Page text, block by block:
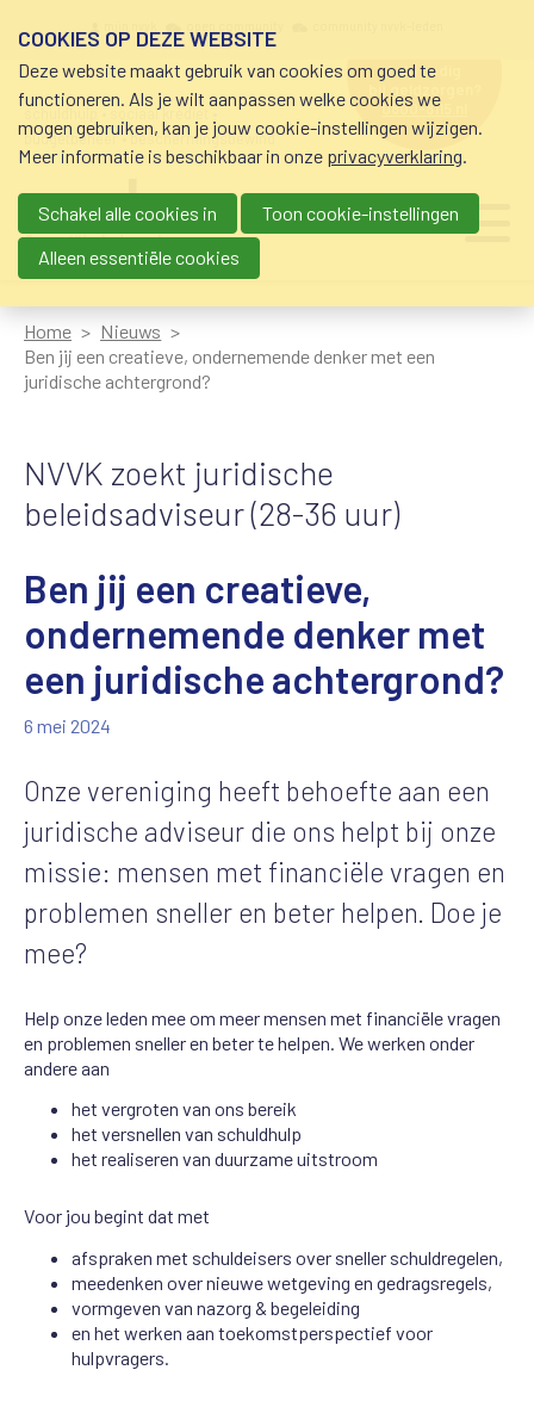
schuldhulp • sociaal krediet •
budgetbeheer • beschermingsbewind
hulp nodig
bij geldzorgen?
0800-8115.nl
Main navigation
Home
Nieuws
Ben jij een creatieve, ondernemende denker met een
juridische achtergrond?
NVVK zoekt juridische
beleidsadviseur (28-36 uur)
Ben jij een creatieve,
ondernemende denker met
een juridische achtergrond?
6 mei 2024
Onze vereniging heeft behoefte aan een
juridische adviseur die ons helpt bij onze
missie: mensen met financiële vragen en
problemen sneller en beter helpen. Doe je
mee?
Help onze leden mee om meer mensen met financiële vragen
en problemen sneller en beter te helpen. We werken onder
andere aan
het vergroten van ons bereik
het versnellen van schuldhulp
het realiseren van duurzame uitstroom
Voor jou begint dat met
afspraken met schuldeisers over sneller schuldregelen,
meedenken over nieuwe wetgeving en gedragsregels,
vormgeven van nazorg & begeleiding
en het werken aan toekomstperspectief voor
hulpvragers.
COOKIES OP DEZE WEBSITE
Deze website maakt gebruik van cookies om goed te
functioneren. Als je wilt aanpassen welke cookies we
mogen gebruiken, kan je jouw cookie-instellingen wijzigen.
Meer informatie is beschikbaar in onze privacyverklaring.
Schakel alle cookies in
Toon cookie-instellingen
Alleen essentiële cookies